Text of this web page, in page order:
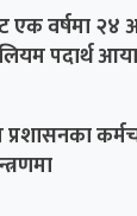
एक वर्षमा २४
पदार्थ